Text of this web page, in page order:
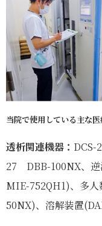
当院で使用している主な
透析関連機器：
27 DBB-100NX、逆
MIE-752QH1)、多人
50NX)、溶解装置